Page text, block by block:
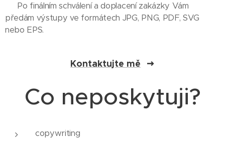
✔︎ Po finálním schválení a doplacení zakázky Vám
předám výstupy ve formátech JPG, PNG, PDF, SVG
nebo EPS.
Kontaktujte mě
Co neposkytuji?
copywriting